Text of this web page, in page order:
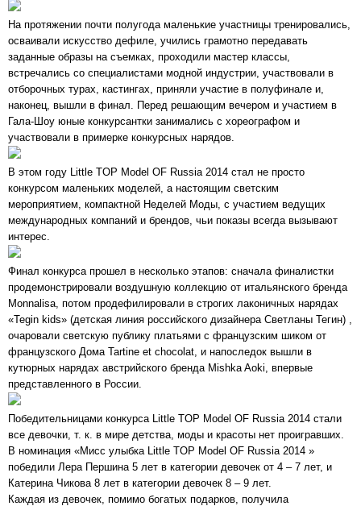
На протяжении почти полугода маленькие участницы тренировались,
осваивали искусство дефиле, учились грамотно передавать
заданные образы на съемках, проходили мастер классы,
встречались со специалистами модной индустрии, участвовали в
отборочных турах, кастингах, приняли участие в полуфинале и,
наконец, вышли в финал. Перед решающим вечером и участием в
Гала-Шоу юные конкурсантки занимались с хореографом и
участвовали в примерке конкурсных нарядов.
В этом году Little TOP Model OF Russia 2014 стал не просто
конкурсом маленьких моделей, а настоящим светским
мероприятием, компактной Неделей Моды, с участием ведущих
международных компаний и брендов, чьи показы всегда вызывают
интерес.
Финал конкурса прошел в несколько этапов: сначала финалистки
продемонстрировали воздушную коллекцию от итальянского бренда
Monnalisa, потом продефилировали в строгих лаконичных нарядах
«Tegin kids» (детская линия российского дизайнера Светланы Тегин) ,
очаровали светскую публику платьями с французским шиком от
французского Дома Tartine et chocolat, и напоследок вышли в
кутюрных нарядах австрийского бренда Mishka Aoki, впервые
представленного в России.
Победительницами конкурса Little TOP Model OF Russia 2014 стали
все девочки, т. к. в мире детства, моды и красоты нет проигравших.
В номинация «Мисс улыбка Little TOP Model OF Russia 2014 »
победили Лера Першина 5 лет в категории девочек от 4 – 7 лет, и
Катерина Чикова 8 лет в категории девочек 8 – 9 лет.
Каждая из девочек, помимо богатых подарков, получила